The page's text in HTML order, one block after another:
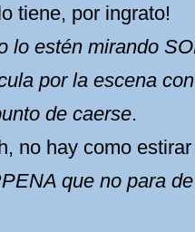
tiene, por ingrato!
lo estén mirando
por la escena
de caerse.
no hay como
que no para